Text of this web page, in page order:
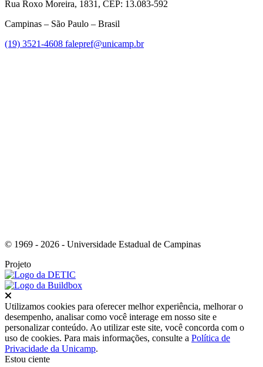
Rua Roxo Moreira, 1831, CEP: 13.083-592
Campinas – São Paulo – Brasil
(19) 3521-4608 falepref@unicamp.br
© 1969 - 2026 - Universidade Estadual de Campinas
Projeto
Utilizamos cookies para oferecer melhor experiência, melhorar o
desempenho, analisar como você interage em nosso site e
personalizar conteúdo. Ao utilizar este site, você concorda com o
uso de cookies. Para mais informações, consulte a Política de
Privacidade da Unicamp.
Estou ciente